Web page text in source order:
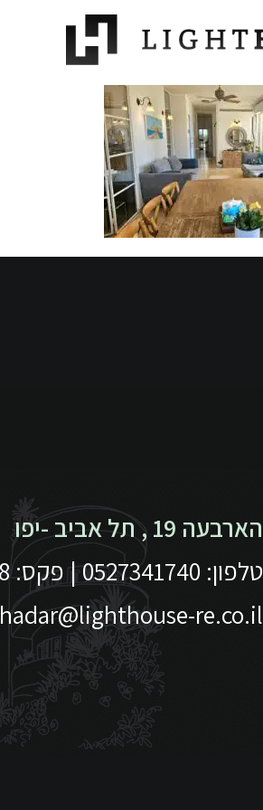
הארבעה 19 , תל אביב -יפו
טלפון: 0527341740 | פקס: 153-3-6837668
hadar@lighthouse-re.co.il